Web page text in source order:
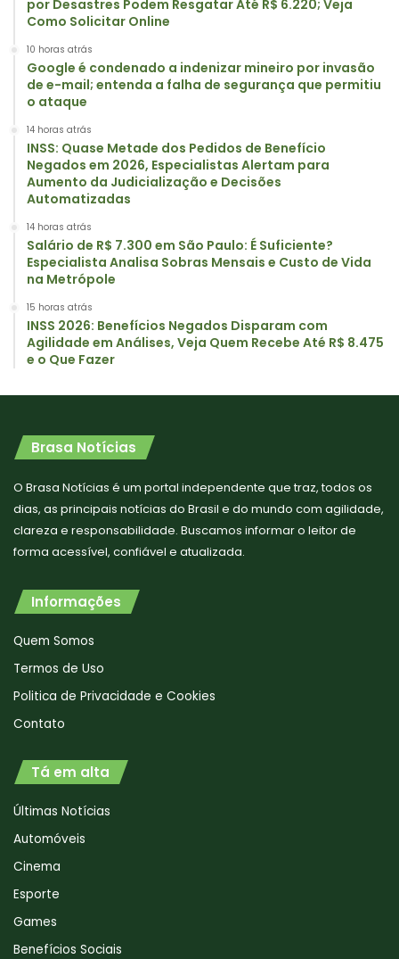
por Desastres Podem Resgatar Até R$ 6.220; Veja
Como Solicitar Online
10 horas atrás
Google é condenado a indenizar mineiro por invasão
de e-mail; entenda a falha de segurança que permitiu
o ataque
14 horas atrás
INSS: Quase Metade dos Pedidos de Benefício
Negados em 2026, Especialistas Alertam para
Aumento da Judicialização e Decisões
Automatizadas
14 horas atrás
Salário de R$ 7.300 em São Paulo: É Suficiente?
Especialista Analisa Sobras Mensais e Custo de Vida
na Metrópole
15 horas atrás
INSS 2026: Benefícios Negados Disparam com
Agilidade em Análises, Veja Quem Recebe Até R$ 8.475
e o Que Fazer
Brasa Notícias
O Brasa Notícias é um portal independente que traz, todos os
dias, as principais notícias do Brasil e do mundo com agilidade,
clareza e responsabilidade. Buscamos informar o leitor de
forma acessível, confiável e atualizada.
Informações
Quem Somos
Termos de Uso
Politica de Privacidade e Cookies
Contato
Tá em alta
Últimas Notícias
Automóveis
Cinema
Esporte
Games
Benefícios Sociais